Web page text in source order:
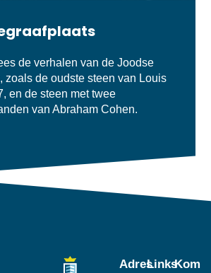
de verhalen van de Joodse
zoals de oudste steen van Louis
en de steen met twee
van Abraham Cohen.
AdresLinksKom